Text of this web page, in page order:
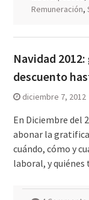
Remuneración,
Navidad
descuento
diciembre 7, 2012
En Diciembre del
abonar la
cuándo, cómo y
laboral, y